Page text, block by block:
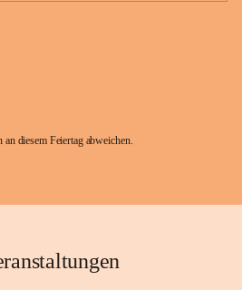
diesem Feiertag abweichen.